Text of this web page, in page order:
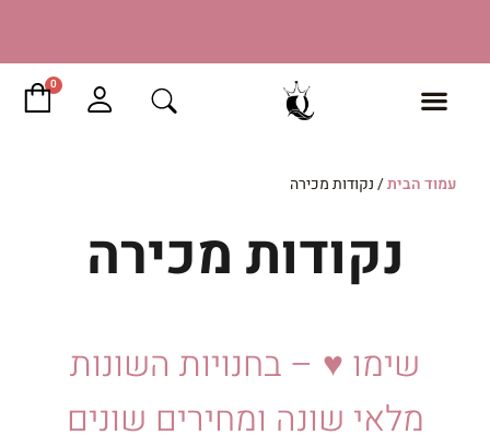
מזמינים ומגיעים לאסוף בתיאום 03-9325232
לחץ כאן
0
עמוד הבית/ נקודות מכירה
נקודות מכירה
שימו ♥ – בחנויות השונות
מלאי שונה ומחירים שונים